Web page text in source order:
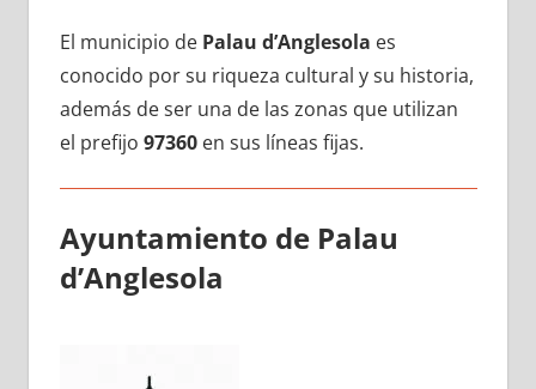
El municipio dе Palau d’Anglesola es
conocido pοr su riqueza cultural у su historia,
además dе ser una dе las zonas quе utilizan
el prefijo 97360en sus líneas fijas.
Ayuntamiento dе Palau
d’Anglesola